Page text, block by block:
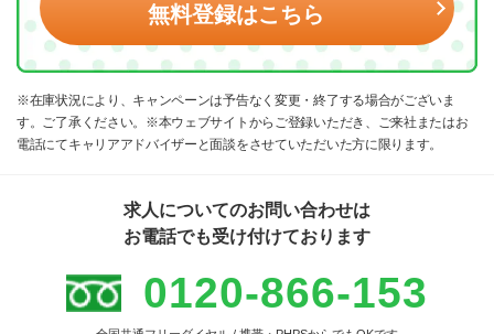
無料登録はこちら
※在庫状況により、キャンペーンは予告なく変更・終了する場合がございま
す。ご了承ください。※本ウェブサイトからご登録いただき、ご来社またはお
電話にてキャリアアドバイザーと面談をさせていただいた方に限ります。
求人についてのお問い合わせは
お電話でも受け付けております
0120-866-153